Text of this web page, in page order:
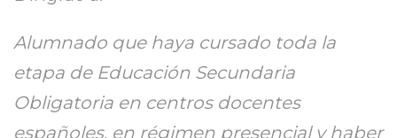
Alumnado que haya cursado toda la
etapa de Educación Secundaria
Obligatoria en centros docentes
españoles, en régimen presencial y haber